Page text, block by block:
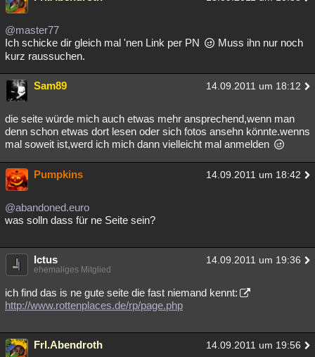
@master77
Ich schicke dir gleich mal 'nen Link per PN
Muss ihn nur noch
kurz raussuchen.
Sam89 14.09.2011 um 18:12
die seite würde mich auch etwas mehr ansprechend,wenn man
denn schon etwas dort lesen oder sich fotos ansehn könnte.wenns
mal soweit ist,werd ich mich dann vielleicht mal anmelden
Pumpkins 14.09.2011 um 18:42
@abandoned.euro
was solln dass für ne Seite sein?
Ictus 14.09.2011 um 19:36
ehemaliges Mitglied
ich find das is ne gute seite die fast niemand kennt:
http://www.rottenplaces.de/rp/page.php
Frl.Abendroth 14.09.2011 um 19:56